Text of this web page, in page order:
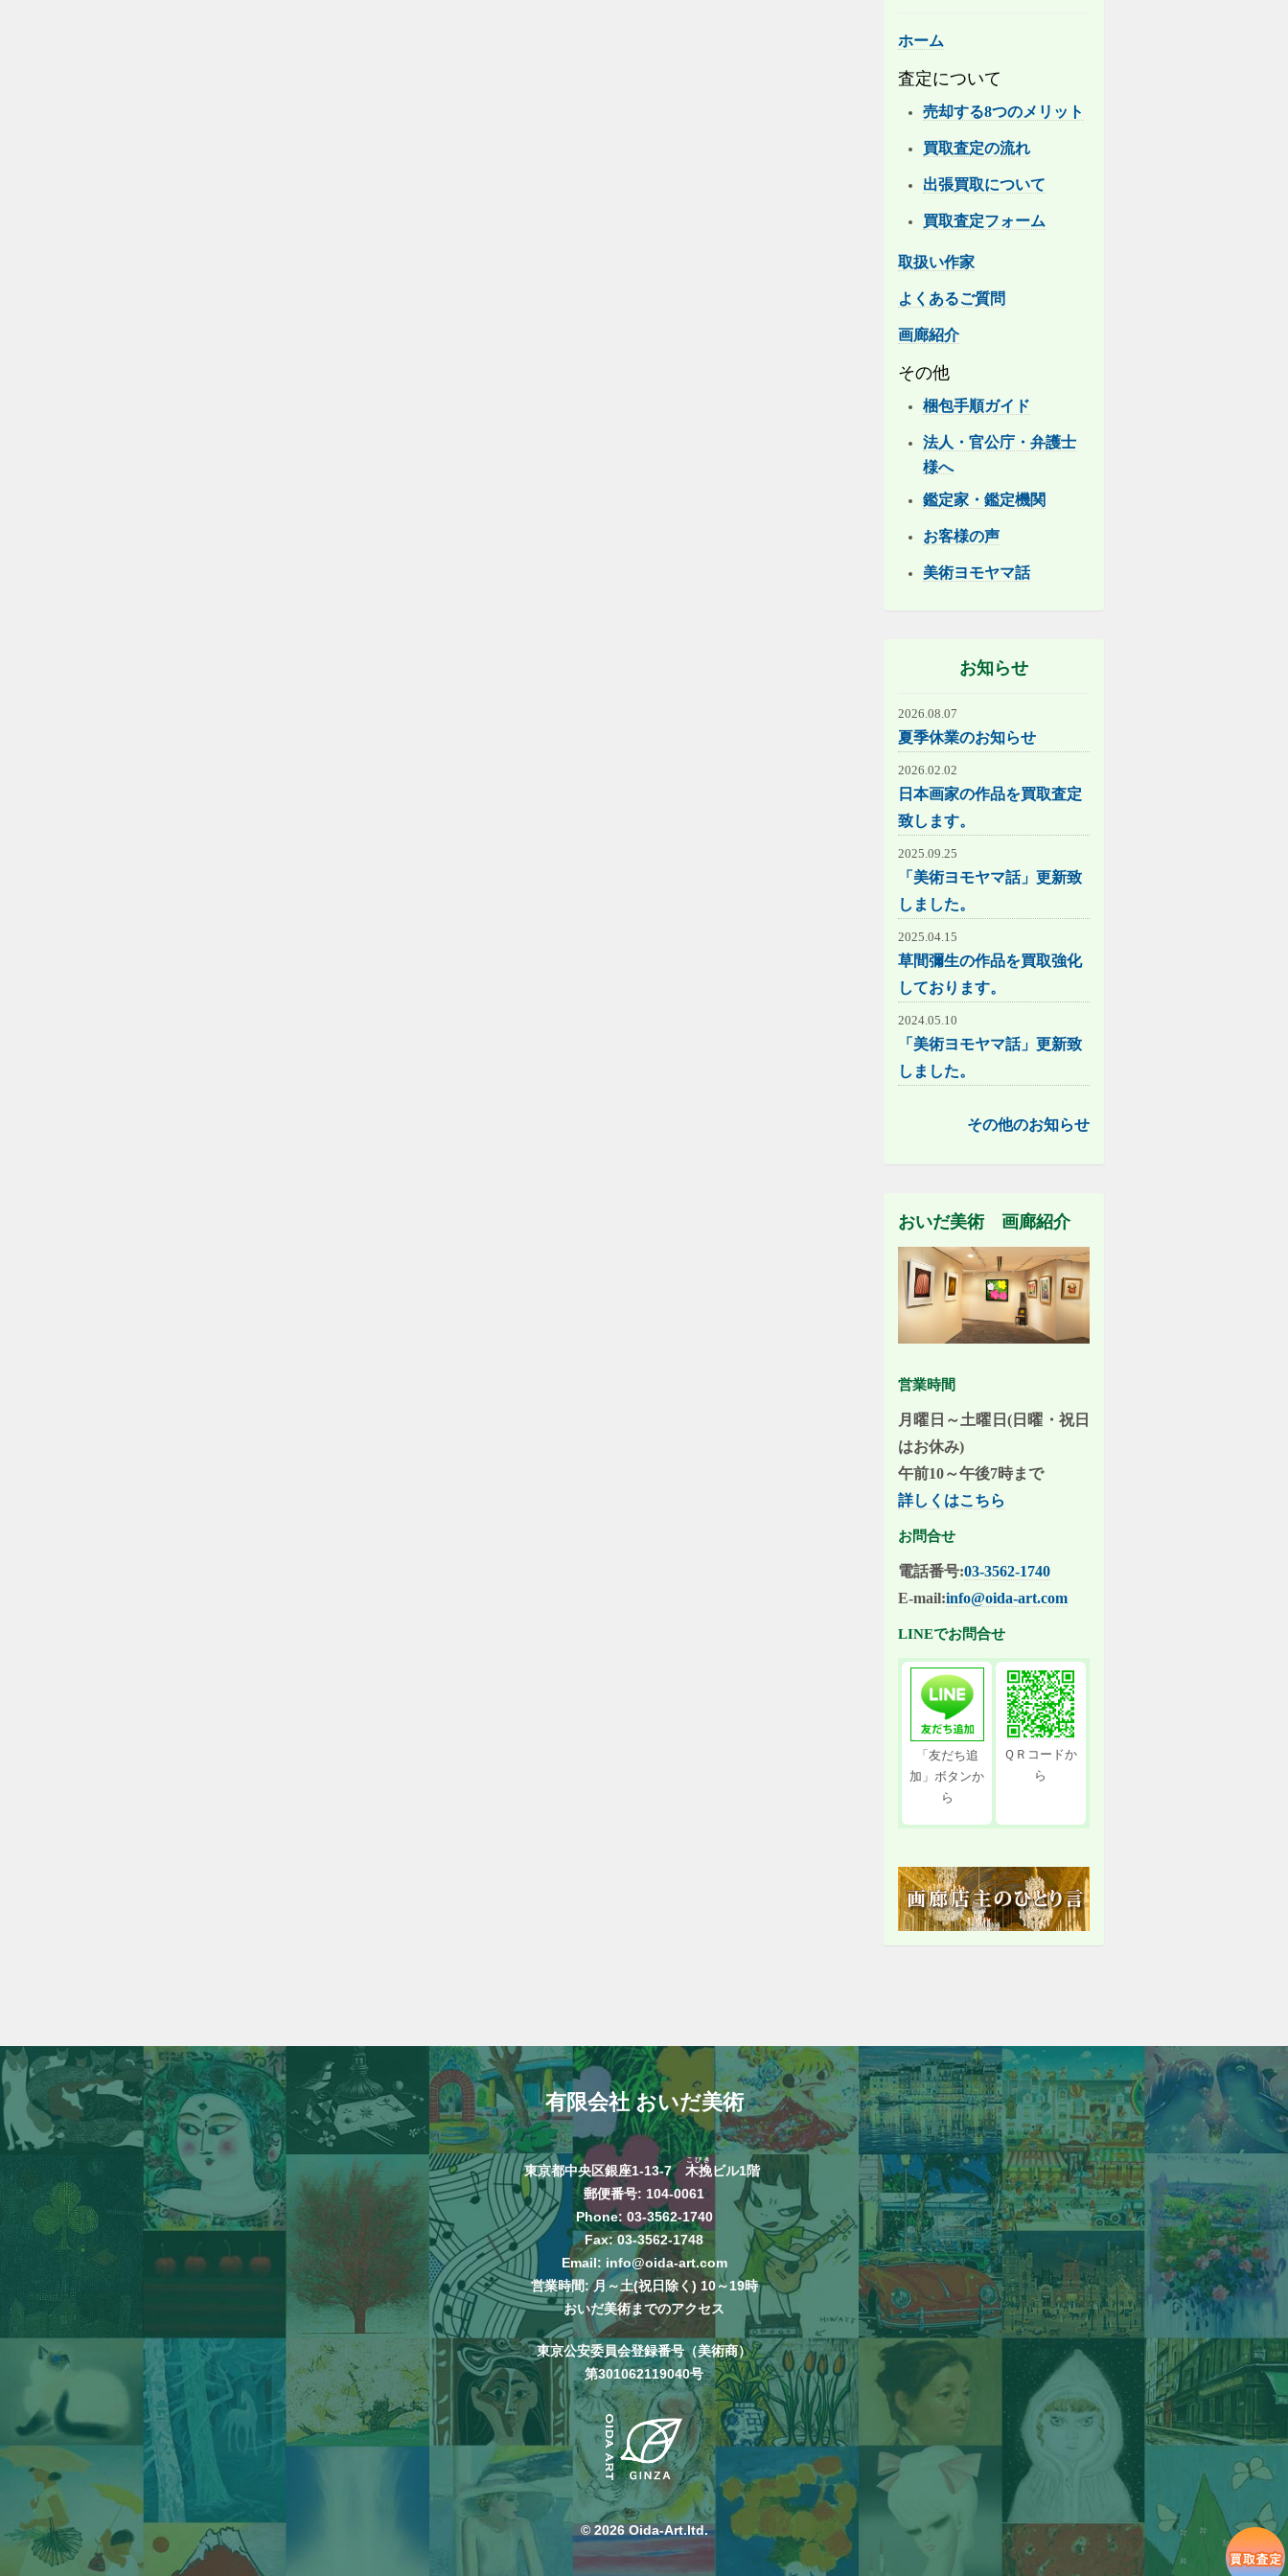
ホーム
査定について
売却する8つのメリット
買取査定の流れ
出張買取について
買取査定フォーム
取扱い作家
よくあるご質問
画廊紹介
その他
梱包手順ガイド
法人・官公庁・弁護士
様へ
鑑定家・鑑定機関
お客様の声
美術ヨモヤマ話
お知らせ
2026.08.07
夏季休業のお知らせ
2026.02.02
日本画家の作品を買取査定
致します。
2025.09.25
「美術ヨモヤマ話」更新致
しました。
2025.04.15
草間彌生の作品を買取強化
しております。
2024.05.10
「美術ヨモヤマ話」更新致
しました。
その他のお知らせ
おいだ美術 画廊紹介
営業時間
月曜日～土曜日(日曜・祝日
はお休み)
午前10～午後7時まで
詳しくはこちら
お問合せ
電話番号:03-3562-1740
E-mail:info@oida-art.com
LINEでお問合せ
「友だち追
加」ボタンか
ら
ＱＲコードか
ら
有限会社 おいだ美術
東京都中央区銀座1-13-7 木挽
こびき
ビル1階
郵便番号: 104-0061
Phone: 03-3562-1740
Fax: 03-3562-1748
Email: info@oida-art.com
営業時間: 月～土(祝日除く) 10～19時
おいだ美術までのアクセス
東京公安委員会登録番号（美術商）
第301062119040号
© 2026 Oida-Art.ltd.